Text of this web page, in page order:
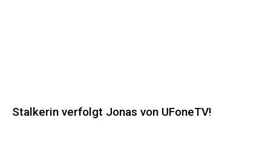
Stalkerin verfolgt Jonas von UFoneTV!